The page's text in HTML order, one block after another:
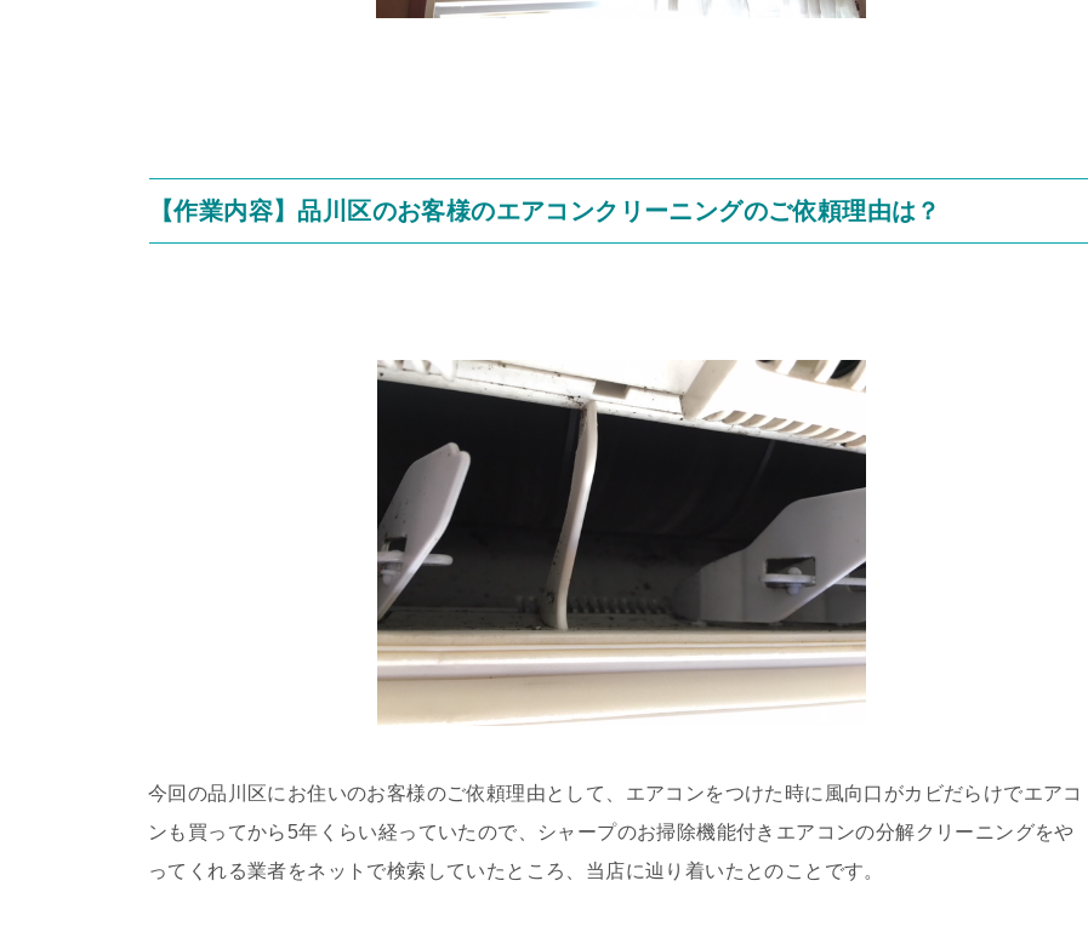
【作業内容】品川区のお客様のエアコンクリーニングのご依頼理由は？
今回の品川区にお住いのお客様のご依頼理由として、エアコンをつけた時に風向口がカビだらけでエアコ
ンも買ってから5年くらい経っていたので、シャープのお掃除機能付きエアコンの分解クリーニングをや
ってくれる業者をネットで検索していたところ、当店に辿り着いたとのことです。